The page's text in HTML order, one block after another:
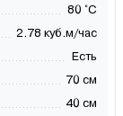
80 °C
2.78 куб.м/час
Есть
70 см
40 см